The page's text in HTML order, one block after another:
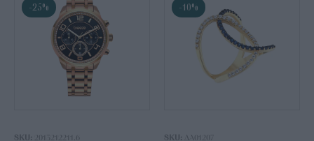
-25%
SKU: 2013212211.6
-10%
SKU: ΔΑ01207